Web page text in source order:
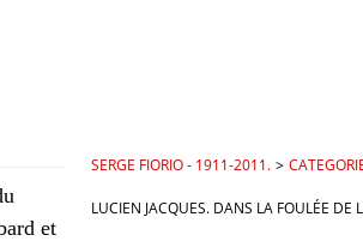
et
SERGE FIORIO - 1911-2011. >
LUCIEN JACQUES. DANS LA FOULÉE DE